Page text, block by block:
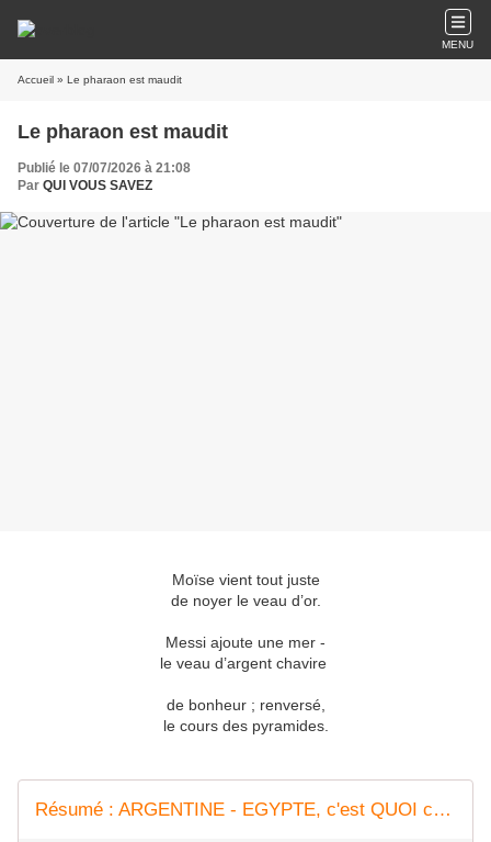
MENU
Accueil » Le pharaon est maudit
Le pharaon est maudit
Publié le 07/07/2026 à 21:08
Par QUI VOUS SAVEZ
Moïse vient tout juste
de noyer le veau d’or.
Messi ajoute une mer -
le veau d’argent chavire
de bonheur ; renversé,
le cours des pyramides.
Résumé : ARGENTINE - EGYPTE, c'est QUOI ce MATCH DE FOU ? (8emes)